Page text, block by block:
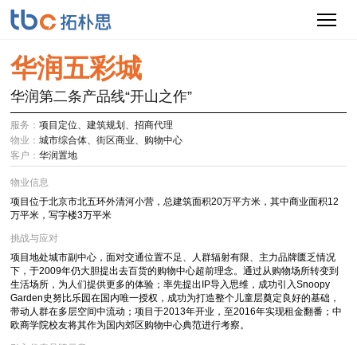
华润五彩城
华润第二条产品线“开山之作”
服务：项目定位、建筑规划、招商代理
物业：城市综合体、街区商业、购物中心
客户：华润置地
物业信息
项目位于北京市北五环外清河小营，总建筑面积20万平方米，其中商业面积12
万平米，写字楼3万平米
挑战与应对
项目地处城市副中心，面对交通位置不足、人群辐射有限、主力品牌匮乏情况
下，于2009年仍大胆提出去百货的购物中心超前理念。通过从购物场所转变到
生活场所，为人们提供更多的体验；率先提出IP导入思维，成功引入Snoopy
Garden史努比乐园在国内唯一授权，成功为打造整个儿童层奠定良好的基础，
带动人群在多层空间中流动；项目于2013年开业，至2016年实现租金翻番；中
欧商学院校友将其作为国内郊区购物中心典范进行考察。